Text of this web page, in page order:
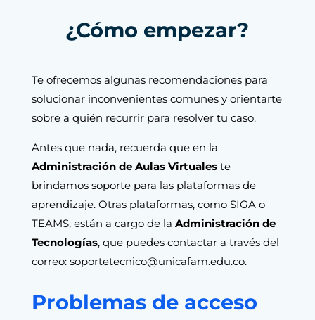
¿Cómo empezar?
Te ofrecemos algunas recomendaciones para
solucionar inconvenientes comunes y orientarte
sobre a quién recurrir para resolver tu caso.
Antes que nada, recuerda que en la
Administración de Aulas Virtualeste
brindamos soporte para las plataformas de
aprendizaje. Otras plataformas, como SIGA o
TEAMS, están a cargo de la Administración de
Tecnologías, que puedes contactar a través del
correo: soportetecnico@unicafam.edu.co.
Problemas de acceso